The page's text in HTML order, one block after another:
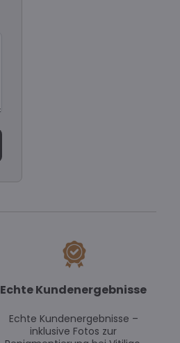
Echte Kundenergebnisse
Echte Kundenergebnisse –
inklusive Fotos zur